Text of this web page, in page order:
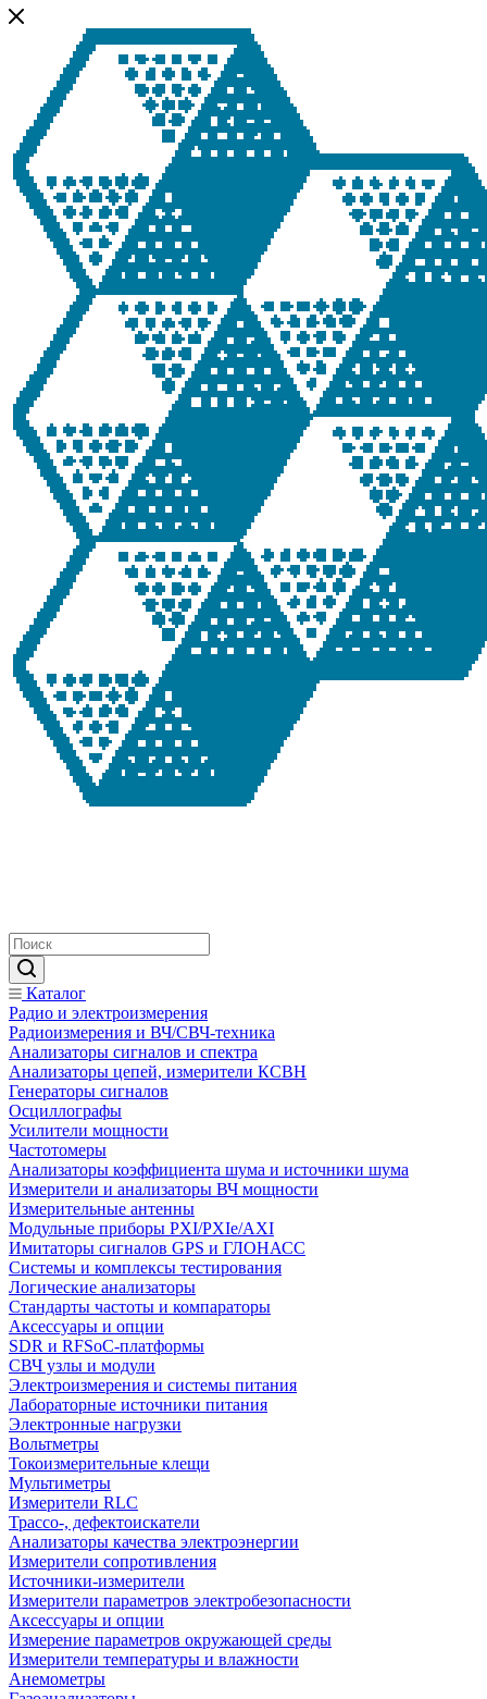
Каталог
Радио и электроизмерения
Радиоизмерения и ВЧ/СВЧ-техника
Анализаторы сигналов и спектра
Анализаторы цепей, измерители КСВН
Генераторы сигналов
Осциллографы
Усилители мощности
Частотомеры
Анализаторы коэффициента шума и источники шума
Измерители и анализаторы ВЧ мощности
Измерительные антенны
Модульные приборы PXI/PXIe/AXI
Имитаторы сигналов GPS и ГЛОНАСС
Системы и комплексы тестирования
Логические анализаторы
Стандарты частоты и компараторы
Аксессуары и опции
SDR и RFSoC‑платформы
СВЧ узлы и модули
Электроизмерения и системы питания
Лабораторные источники питания
Электронные нагрузки
Вольтметры
Токоизмерительные клещи
Мультиметры
Измерители RLC
Трассо-, дефектоискатели
Анализаторы качества электроэнергии
Измерители сопротивления
Источники-измерители
Измерители параметров электробезопасности
Аксессуары и опции
Измерение параметров окружающей среды
Измерители температуры и влажности
Анемометры